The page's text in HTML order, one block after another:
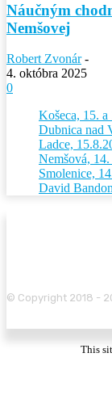
Náučným
Nemšovej
Robert Zvonár -
4. októbra 2025
0
Košeca, 15.
Dubnica nad
Ladce,
Nemšová,
Smolenice,
David
© Copyright 2018 -
This